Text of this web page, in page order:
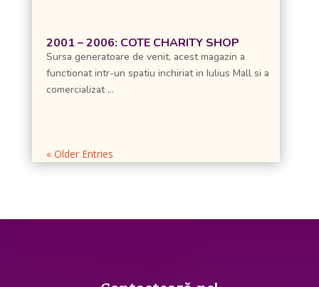
2001 – 2006: COTE CHARITY SHOP
Sursa generatoare de venit, acest magazin a
functionat intr-un spatiu inchiriat in Iulius Mall si a
comercializat ...
« Older Entries